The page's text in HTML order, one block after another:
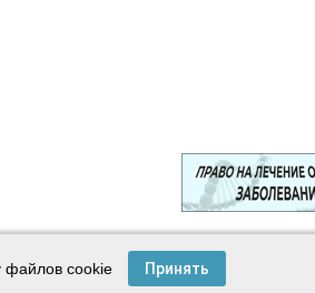
© 2003—2024 Лига защитников
Создание сайта —
файлов cookie Принять